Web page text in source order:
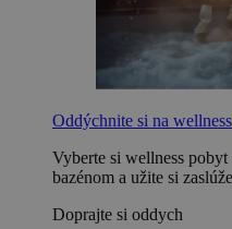
Oddýchnite si na
Vyberte si wellness
bazénom a užite si
Doprajte si oddych